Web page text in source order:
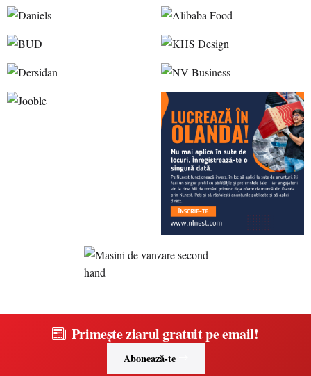
Primește ziarul gratuit pe email!
Abonează-te